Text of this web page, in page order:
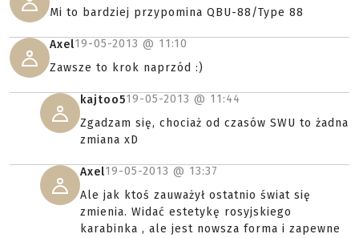
Mi to bardziej przypomina QBU-88/Type 88
Axel19-05-2013 @ 11:10
Zawsze to krok naprzód :)
kajtoo519-05-2013 @ 11:44
Zgadzam się, chociaż od czasów SWU to żadna
zmiana xD
Axel19-05-2013 @ 13:37
Ale jak ktoś zauważył ostatnio świat się
zmienia. Widać estetykę rosyjskiego
karabinka , ale jest nowsza forma i zapewne